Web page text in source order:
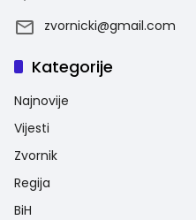
zvornicki@gmail.com
Kategorije
Najnovije
Vijesti
Zvornik
Regija
BiH